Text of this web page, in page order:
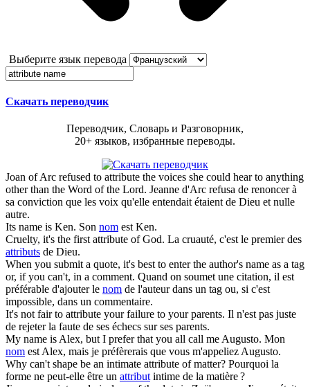
Выберите язык перевода
Скачать переводчик
Переводчик, Словарь и Разговорник,
20+ языков, избранные переводы.
Joan of Arc refused to attribute the voices she could hear to anything
other than the Word of the Lord. Jeanne d'Arc refusa de renoncer à
sa conviction que les voix qu'elle entendait étaient de Dieu et nulle
autre.
Its name is Ken. Son nom est Ken.
Cruelty, it's the firstattribute of God. La cruauté, c'est le premier des
attributs de Dieu.
When you submit a quote, it's best to enter the author's name as a tag
or, if you can't, in a comment. Quand on soumet une citation, il est
préférable d'ajouter le nom de l'auteur dans un tag ou, si c'est
impossible, dans un commentaire.
It's not fair to attribute your failure to your parents. Il n'est pas juste
de rejeter la faute de ses échecs sur ses parents.
My name is Alex, but I prefer that you all call me Augusto. Mon
nom est Alex, mais je préfèrerais que vous m'appeliez Augusto.
Why can't shape be an intimate attribute of matter? Pourquoi la
forme ne peut-elle être un attributintime de la matière ?